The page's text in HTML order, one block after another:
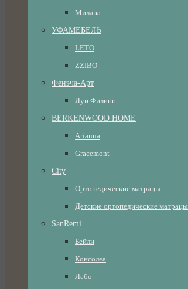
Милана
УФАМЕБЕЛЬ
LETO
ZZIBO
Фенэча-Арт
Луи Филипп
BERKENWOOD HOME
Arianna
Gracemont
City
Ортопедические матрацы
Детские ортопедические матрацы
SanRemi
Бейли
Консолеа
Лебо